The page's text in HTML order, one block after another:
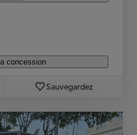
concession
Sauvegardez